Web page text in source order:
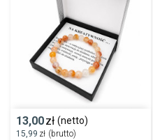
13,00zł (netto)
15,99 zł (brutto)